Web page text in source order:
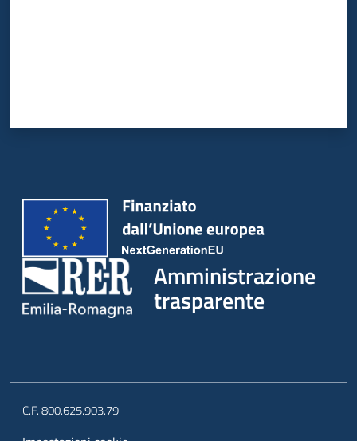
Amministrazione
trasparente
C.F. 800.625.903.79